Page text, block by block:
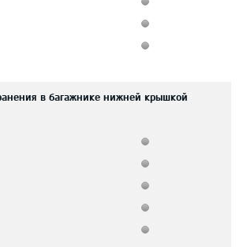
в багажнике нижней крышкой